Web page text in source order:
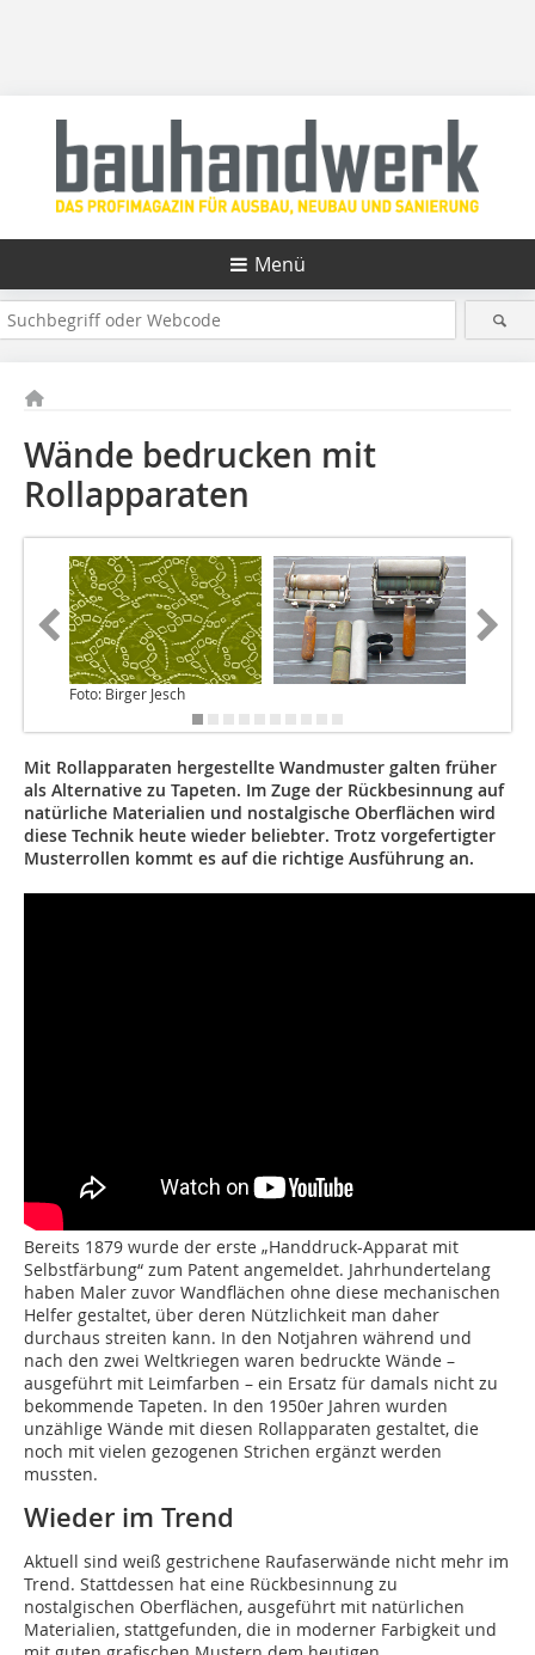
Menü
Wände bedrucken mit
Rollapparaten
Foto: Birger Jesch
Mit Rollapparaten hergestellte Wandmuster galten früher
als Alternative zu Tapeten. Im Zuge der Rückbesinnung auf
natürliche Materialien und nostalgische Oberflächen wird
diese Technik heute wieder beliebter. Trotz vorgefertigter
Musterrollen kommt es auf die richtige Ausführung an.
Bereits 1879 wurde der erste „Handdruck-Apparat mit
Selbstfärbung“ zum Patent angemeldet. Jahrhundertelang
haben Maler zuvor Wandflächen ohne diese mechanischen
Helfer gestaltet, über deren Nützlichkeit man daher
durchaus streiten kann. In den Notjahren während und
nach den zwei Weltkriegen waren bedruckte Wände –
ausgeführt mit Leimfarben – ein Ersatz für damals nicht zu
bekommende Tapeten. In den 1950er Jahren wurden
unzählige Wände mit diesen Rollapparaten gestaltet, die
noch mit vielen gezogenen Strichen ergänzt werden
mussten.
Wieder im Trend
Aktuell sind weiß gestrichene Raufaserwände nicht mehr im
Trend. Stattdessen hat eine Rückbesinnung zu
nostalgischen Oberflächen, ausgeführt mit natürlichen
Materialien, stattgefunden, die in moderner Farbigkeit und